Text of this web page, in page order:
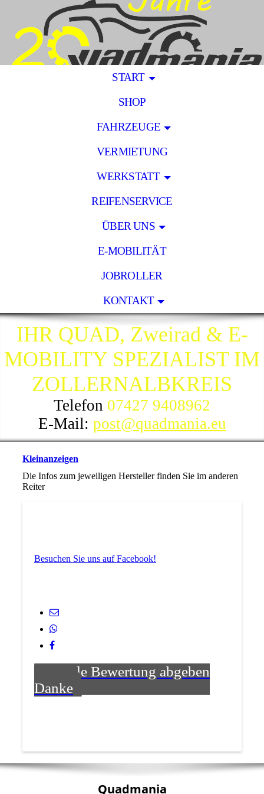
START
SHOP
FAHRZEUGE
VERMIETUNG
WERKSTATT
REIFENSERVICE
ÜBER UNS
E-MOBILITÄT
JOBROLLER
KONTAKT
IHR QUAD, Zweirad & E-
MOBILITY SPEZIALIST IM
ZOLLERNALBKREIS
Telefon 07427 9408962
E-Mail: post@quadmania.eu
Kleinanzeigen
Die Infos zum jeweiligen Hersteller finden Sie im anderen
Reiter
Besuchen Sie uns auf Facebook!
Google Bewertung abgeben
Danke
Quadmania